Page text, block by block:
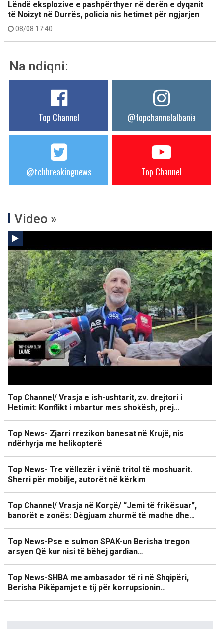
Lëndë eksplozive e pashpërthyer në derën e dyqanit
të Noizyt në Durrës, policia nis hetimet për ngjarjen
08/08 17:40
Na ndiqni:
Top Channel @topchannelalbania
@tchbreakingnews Top Channel
Video »
Top Channel/ Vrasja e ish-ushtarit, zv. drejtori i
Hetimit: Konflikt i mbartur mes shokësh, prej…
Top News- Zjarri rrezikon banesat në Krujë, nis
ndërhyrja me helikopterë
Top News- Tre vëllezër i vënë tritol të moshuarit.
Sherri për mobilje, autorët në kërkim
Top Channel/ Vrasja në Korçë/ “Jemi të frikësuar”,
banorët e zonës: Dëgjuam zhurmë të madhe dhe…
Top News-Pse e sulmon SPAK-un Berisha tregon
arsyen Që kur nisi të bëhej gardian…
Top News-SHBA me ambasador të ri në Shqipëri,
Berisha Pikëpamjet e tij për korrupsionin…